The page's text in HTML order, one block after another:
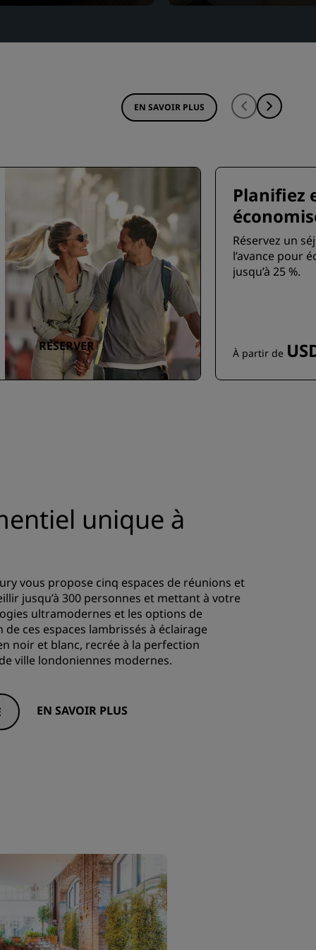
EN SAVOIR PLUS
RÉSERVER
Planifiez
Réservez un
l’avance pour
jusqu’à 25 %.
À partir de
unique à
vous propose cinq espaces de réunions et
jusqu’à 300 personnes et mettant à votre
ultramodernes et les options de
ces espaces lambrissés à éclairage
noir et blanc, recrée à la perfection
ville londoniennes modernes.
EN SAVOIR PLUS